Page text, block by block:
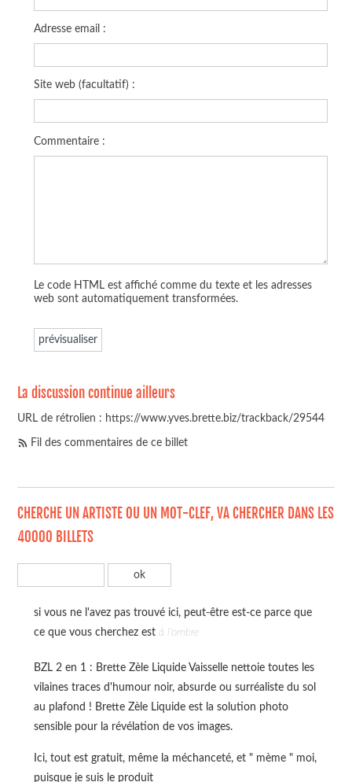
Adresse email :
Site web (facultatif) :
Commentaire :
Le code HTML est affiché comme du texte et les adresses
web sont automatiquement transformées.
La discussion continue ailleurs
URL de rétrolien : https://www.yves.brette.biz/trackback/29544
Fil des commentaires de ce billet
CHERCHE UN ARTISTE OU UN MOT-CLEF, VA CHERCHER DANS LES
40000 BILLETS
si vous ne l'avez pas trouvé ici, peut-être est-ce parce que
ce que vous cherchez est à l'ombre
BZL 2 en 1 : Brette Zèle Liquide Vaisselle nettoie toutes les
vilaines traces d'humour noir, absurde ou surréaliste du sol
au plafond ! Brette Zèle Liquide est la solution photo
sensible pour la révélation de vos images.
Ici, tout est gratuit, même la méchanceté, et " mème " moi,
puisque je suis le produit